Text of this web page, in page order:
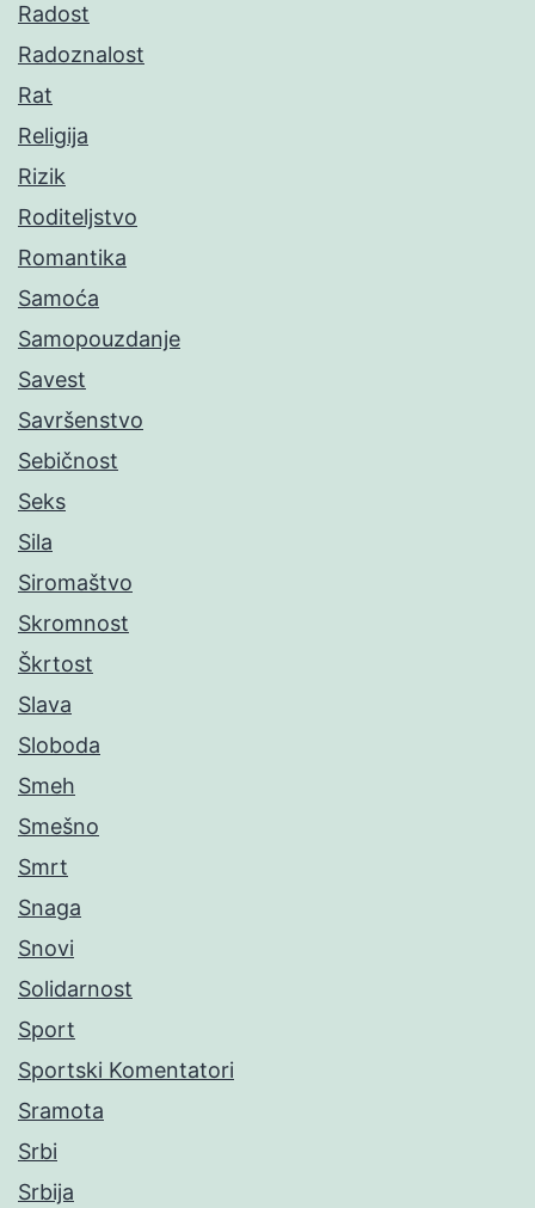
Radost
Radoznalost
Rat
Religija
Rizik
Roditeljstvo
Romantika
Samoća
Samopouzdanje
Savest
Savršenstvo
Sebičnost
Seks
Sila
Siromaštvo
Skromnost
Škrtost
Slava
Sloboda
Smeh
Smešno
Smrt
Snaga
Snovi
Solidarnost
Sport
Sportski Komentatori
Sramota
Srbi
Srbija